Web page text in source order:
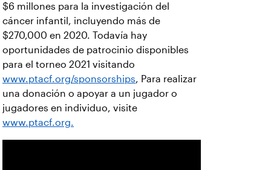
$6 millones para la investigación del
cáncer infantil, incluyendo más de
$270,000 en 2020. Todavía hay
oportunidades de patrocinio disponibles
para el torneo 2021 visitando
www.ptacf.org/sponsorships, Para realizar
una donación o apoyar a un jugador o
jugadores en individuo, visite
www.ptacf.org.